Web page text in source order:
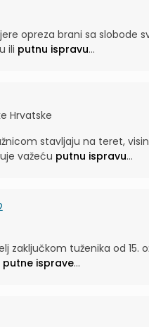
opreza brani sa slobode
ili putnu ispravu...
Hrvatske
stavljaju na teret,
važeću putnu ispravu...
zaključkom tuženika od 15.
putne isprave...